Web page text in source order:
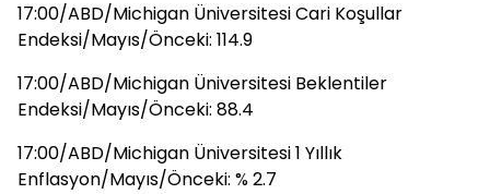
17:00/ABD/Michigan Üniversitesi Cari Koşullar
Endeksi/Mayıs/Önceki: 114.9
17:00/ABD/Michigan Üniversitesi Beklentiler
Endeksi/Mayıs/Önceki: 88.4
17:00/ABD/Michigan Üniversitesi 1 Yıllık
Enflasyon/Mayıs/Önceki: % 2.7